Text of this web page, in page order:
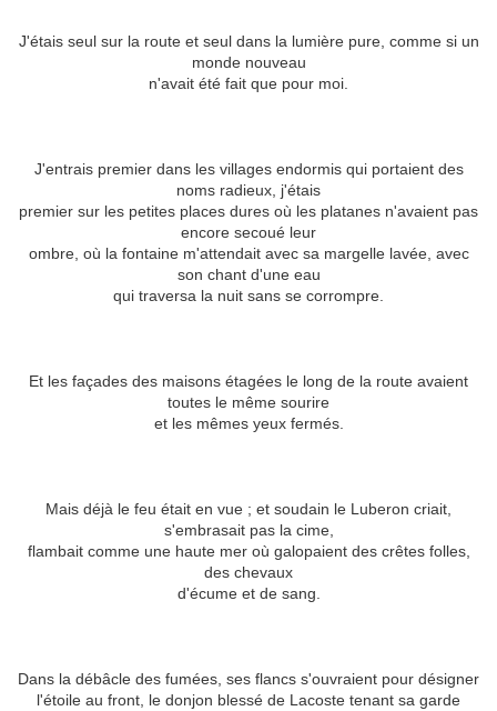
J'étais seul sur la route et seul dans la lumière pure, comme si un
monde nouveau
n'avait été fait que pour moi.
J'entrais premier dans les villages endormis qui portaient des
noms radieux, j'étais
premier sur les petites places dures où les platanes n'avaient pas
encore secoué leur
ombre, où la fontaine m'attendait avec sa margelle lavée, avec
son chant d'une eau
qui traversa la nuit sans se corrompre.
Et les façades des maisons étagées le long de la route avaient
toutes le même sourire
et les mêmes yeux fermés.
Mais déjà le feu était en vue ; et soudain le Luberon criait,
s'embrasait pas la cime,
flambait comme une haute mer où galopaient des crêtes folles,
des chevaux
d'écume et de sang.
Dans la débâcle des fumées, ses flancs s'ouvraient pour désigner
l'étoile au front, le donjon blessé de Lacoste tenant sa garde